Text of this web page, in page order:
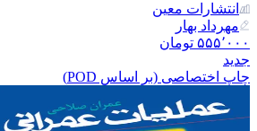
انتشارات معین
مهرداد بهار
۵۵۵٬۰۰۰ تومان
جدید
چاپ اختصاصی (بر اساس POD)